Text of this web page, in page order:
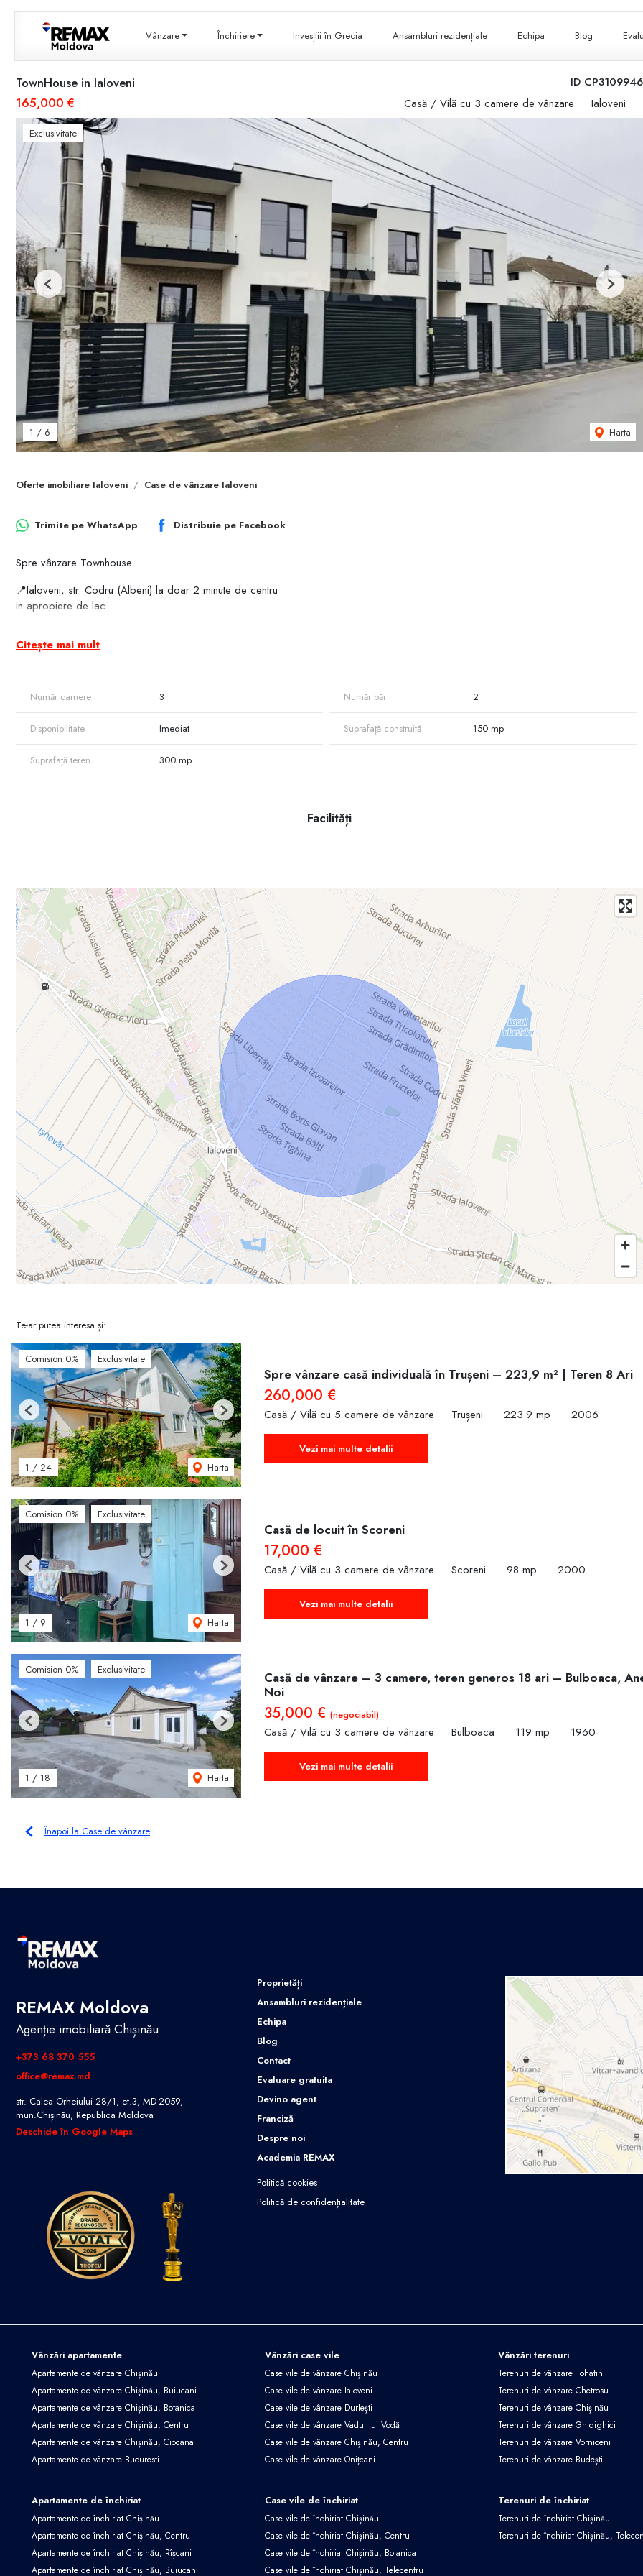
Vânzare Închiriere Invesțiii în Grecia Ansambluri rezidențiale Echipa Blog
ID CP3109946
TownHouse in Ialoveni
165,000 €
Casă / Vilă cu 3 camere de vânzare Ialoveni
Exclusivitate
1 / 6 Harta
Previous Next
Oferte imobiliare Ialoveni Case de vânzare Ialoveni
Trimite pe WhatsApp Distribuie pe Facebook
Spre vânzare Townhouse
📍Ialoveni, str. Codru (Albeni) la doar 2 minute de centru
in apropiere de lac
3 dormitoare separate
Living și bucătărie
Garaj
Dat în exploatare
💶Preț- 175k
Celălalt tot de colț la fel este spre vânzare,
cu aceiași suprafață locativă, doar că are 3 ari teren.
💶Preț- 165k
Citește mai mult
Număr camere 3 Număr băi 2
Disponibilitate Imediat Suprafață construită 150 mp
Suprafață teren 300 mp
Facilități
Te-ar putea interesa și:
Comision 0% Exclusivitate
1 / 24 Harta
Previous Next
Spre vânzare casă individuală în Trușeni – 223,9 m² | Teren 8 Ari
260,000 €
Casă / Vilă cu 5 camere de vânzare Trușeni 223.9 mp 2006
Vezi mai multe detalii
Comision 0% Exclusivitate
1 / 9 Harta
Previous Next
Casă de locuit în Scoreni
17,000 €
Casă / Vilă cu 3 camere de vânzare Scoreni 98 mp 2000
Vezi mai multe detalii
Comision 0% Exclusivitate
1 / 18 Harta
Previous Next
Casă de vânzare – 3 camere, teren generos 18 ari – Bulboaca,
Noi
35,000 € (negociabil)
Casă / Vilă cu 3 camere de vânzare Bulboaca 119 mp 1960
Vezi mai multe detalii
Înapoi la Case de vânzare
REMAX Moldova
Agenție imobiliară Chișinău
+373 68 370 555
office@remax.md
str. Calea Orheiului 28/1, et.3, MD-2059,
mun.Chișinău, Republica Moldova
Deschide în Google Maps
Proprietăți
Ansambluri rezidențiale
Echipa
Blog
Contact
Evaluare gratuita
Devino agent
Franciză
Despre noi
Academia REMAX
Politică cookies
Politică de confidențialitate
Vânzări apartamente
Apartamente de vânzare Chișinău
Apartamente de vânzare Chișinău, Buiucani
Apartamente de vânzare Chișinău, Botanica
Apartamente de vânzare Chișinău, Centru
Apartamente de vânzare Chișinău, Ciocana
Apartamente de vânzare Bucuresti
Vânzări case vile
Case vile de vânzare Chișinău
Case vile de vânzare Ialoveni
Case vile de vânzare Durlești
Case vile de vânzare Vadul lui Vodă
Case vile de vânzare Chișinău, Centru
Case vile de vânzare Onițcani
Vânzări terenuri
Terenuri de vânzare Tohatin
Terenuri de vânzare Chetrosu
Terenuri de vânzare Chișinău
Terenuri de vânzare Ghidighici
Terenuri de vânzare Vorniceni
Terenuri de vânzare Budești
Apartamente de închiriat
Apartamente de închiriat Chișinău
Apartamente de închiriat Chișinău, Centru
Apartamente de închiriat Chișinău, Rîșcani
Apartamente de închiriat Chișinău, Buiucani
Case vile de închiriat
Case vile de închiriat Chișinău
Case vile de închiriat Chișinău, Centru
Case vile de închiriat Chișinău, Botanica
Case vile de închiriat Chișinău, Telecentru
Terenuri de închiriat
Terenuri de închiriat Chișinău
Terenuri de închiriat Chișinău,